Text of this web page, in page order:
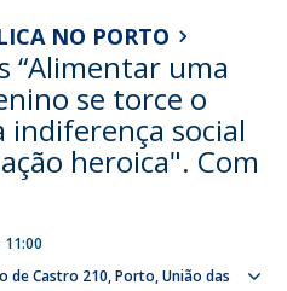
NO PORTO
“Alimentar uma
se torce o
indiferença social
heroica". Com
de Castro 210 Porto União das